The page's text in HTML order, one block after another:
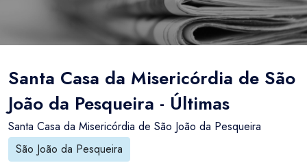
Notícias
Concelhos Vizinhos
Distrito
País
Sobre
Funcionalidades
As nossas Fontes
Perguntas Frequentes
Santa Casa da Misericórdia de São
João da Pesqueira - Últimas
Santa Casa da Misericórdia de São João da Pesqueira
São João da Pesqueira